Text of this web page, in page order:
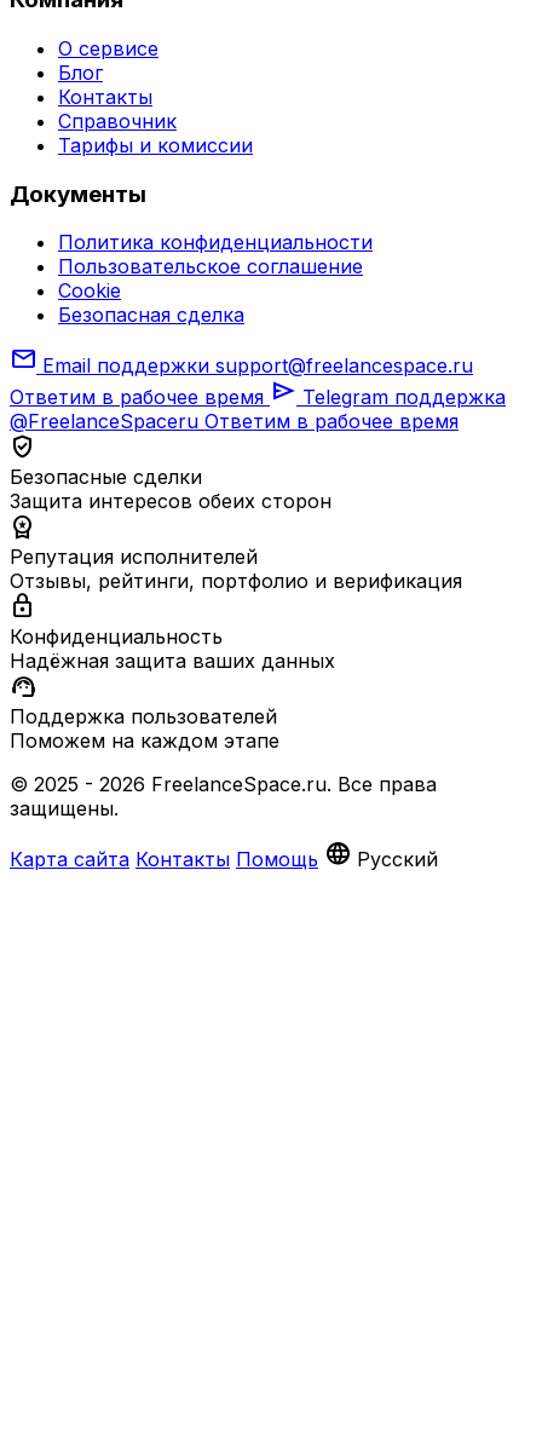
О сервисе
Блог
Контакты
Справочник
Тарифы и комиссии
Документы
Политика конфиденциальности
Пользовательское соглашение
Cookie
Безопасная сделка
mail Email поддержки support@freelancespace.ru
Ответим в рабочее время send Telegram поддержка
@FreelanceSpaceru Ответим в рабочее время
verified_user
Безопасные сделки
Защита интересов обеих сторон
workspace_premium
Репутация исполнителей
Отзывы, рейтинги, портфолио и верификация
lock
Конфиденциальность
Надёжная защита ваших данных
support_agent
Поддержка пользователей
Поможем на каждом этапе
© 2025 - 2026 FreelanceSpace.ru. Все права
защищены.
Карта сайта Контакты Помощь language Русский